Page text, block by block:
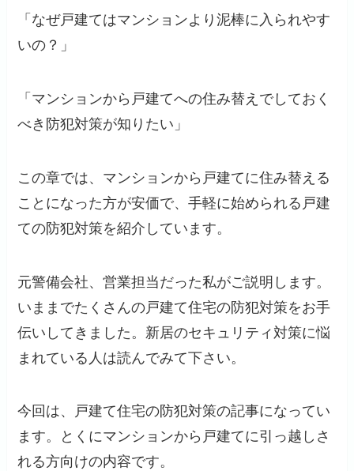
「なぜ戸建てはマンションより泥棒に入られやす
いの？」
「マンションから戸建てへの住み替えでしておく
べき防犯対策が知りたい」
この章では、マンションから戸建てに住み替える
ことになった方が安価で、手軽に始められる戸建
ての防犯対策を紹介しています。
元警備会社、営業担当だった私がご説明します。
いままでたくさんの戸建て住宅の防犯対策をお手
伝いしてきました。新居のセキュリティ対策に悩
まれている人は読んでみて下さい。
今回は、戸建て住宅の防犯対策の記事になってい
ます。とくにマンションから戸建てに引っ越しさ
れる方向けの内容です。